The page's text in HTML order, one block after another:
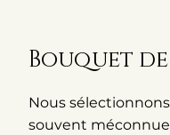
Bouquet
Nous
souvent